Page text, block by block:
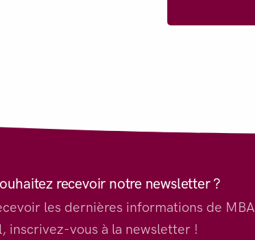
recevoir notre newsletter ?
les dernières informations de MBA
inscrivez-vous à la newsletter !